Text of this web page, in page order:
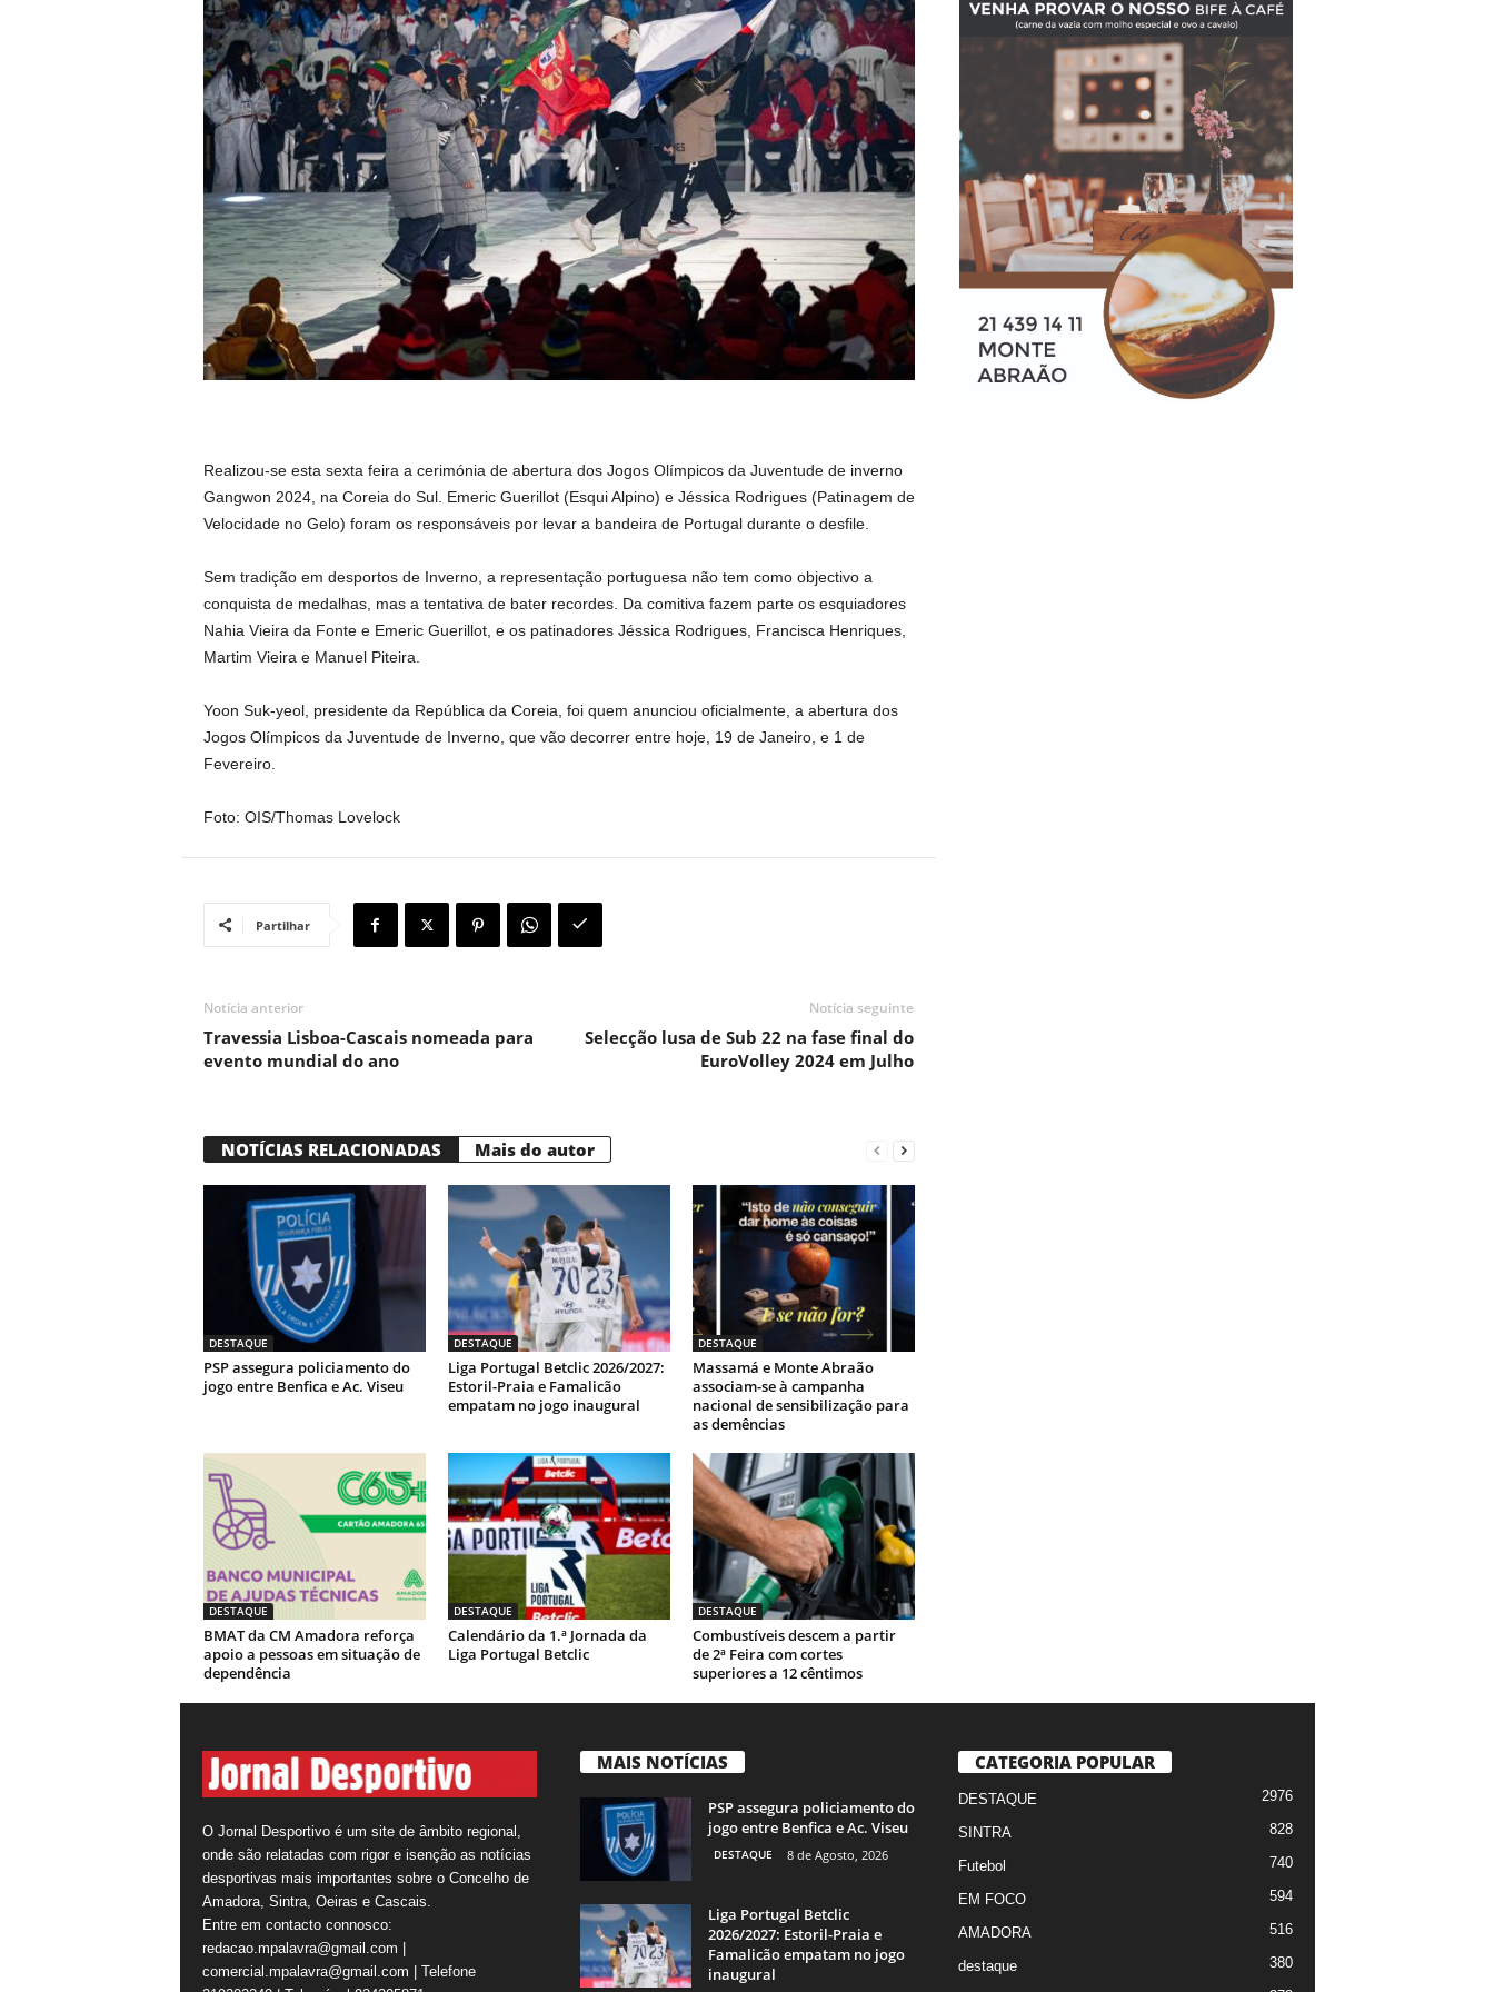
Realizou-se esta sexta feira a cerimónia de abertura dos Jogos Olímpicos da Juventude de inverno
Gangwon 2024, na Coreia do Sul. Emeric Guerillot (Esqui Alpino) e Jéssica Rodrigues (Patinagem de
Velocidade no Gelo) foram os responsáveis por levar a bandeira de Portugal durante o desfile.
Sem tradição em desportos de Inverno, a representação portuguesa não tem como objectivo a
conquista de medalhas, mas a tentativa de bater recordes. Da comitiva fazem parte os esquiadores
Nahia Vieira da Fonte e Emeric Guerillot, e os patinadores Jéssica Rodrigues, Francisca Henriques,
Martim Vieira e Manuel Piteira.
Yoon Suk-yeol, presidente da República da Coreia, foi quem anunciou oficialmente, a abertura dos
Jogos Olímpicos da Juventude de Inverno, que vão decorrer entre hoje, 19 de Janeiro, e 1 de
Fevereiro.
Foto: OIS/Thomas Lovelock
Partilhar
Notícia anterior
Travessia Lisboa-Cascais nomeada para
evento mundial do ano
Notícia seguinte
Selecção lusa de Sub 22 na fase final do
EuroVolley 2024 em Julho
NOTÍCIAS RELACIONADAS Mais do autor
DESTAQUE
PSP assegura policiamento do
jogo entre Benfica e Ac. Viseu
DESTAQUE
Liga Portugal Betclic 2026/2027:
Estoril-Praia e Famalicão
empatam no jogo inaugural
DESTAQUE
Massamá e Monte Abraão
associam-se à campanha
nacional de sensibilização para
as demências
DESTAQUE
BMAT da CM Amadora reforça
apoio a pessoas em situação de
dependência
DESTAQUE
Calendário da 1.ª Jornada da
Liga Portugal Betclic
DESTAQUE
Combustíveis descem a partir
de 2ª Feira com cortes
superiores a 12 cêntimos
O Jornal Desportivo é um site de âmbito regional,
onde são relatadas com rigor e isenção as notícias
desportivas mais importantes sobre o Concelho de
Amadora, Sintra, Oeiras e Cascais.
Entre em contacto connosco:
redacao.mpalavra@gmail.com |
comercial.mpalavra@gmail.com | Telefone
MAIS NOTÍCIAS
PSP assegura policiamento do
jogo entre Benfica e Ac. Viseu
DESTAQUE 8 de Agosto, 2026
Liga Portugal Betclic
2026/2027: Estoril-Praia e
Famalicão empatam no jogo
inaugural
CATEGORIA POPULAR
DESTAQUE 2976
SINTRA 828
Futebol 740
EM FOCO 594
AMADORA 516
destaque 380